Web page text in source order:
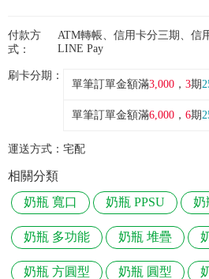
付款方
式：
ATM轉帳、信用卡分三期、信
LINE Pay
刷卡分期：
單筆訂單金額滿3,000 ， 3期
單筆訂單金額滿6,000 ， 6期
運送方式： 宅配
相關分類
奶瓶 寬口
奶瓶 PPSU 奶
奶瓶 多功能 奶瓶 堆疊
奶瓶 方圓型 奶瓶 圓型